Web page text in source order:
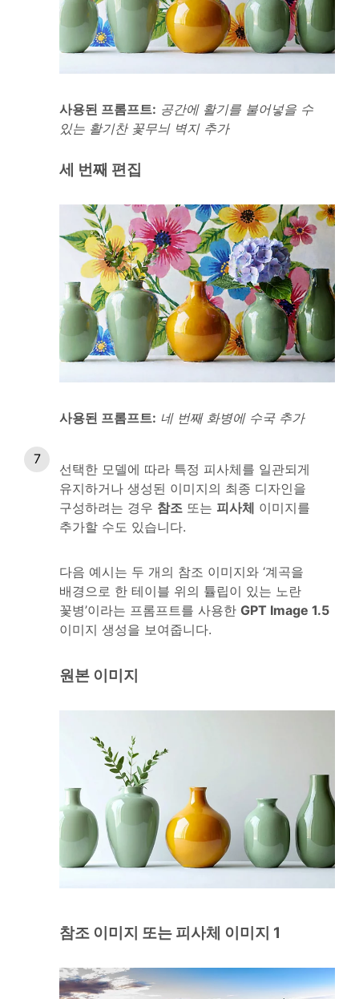
사용된 프롬프트: 공간에 활기를 불어넣을 수
있는 활기찬 꽃무늬 벽지 추가
세 번째 편집
사용된 프롬프트: 네 번째 화병에 수국 추가
선택한 모델에 따라 특정 피사체를 일관되게
유지하거나 생성된 이미지의 최종 디자인을
구성하려는 경우 참조 또는 피사체 이미지를
추가할 수도 있습니다.
다음 예시는 두 개의 참조 이미지와 ‘계곡을
배경으로 한 테이블 위의 튤립이 있는 노란
꽃병’이라는 프롬프트를 사용한 GPT Image 1.5
이미지 생성을 보여줍니다.
원본 이미지
참조 이미지 또는 피사체 이미지 1